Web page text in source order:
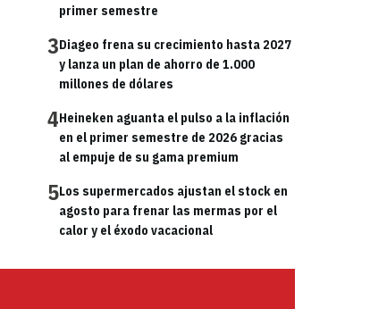
primer semestre
3Diageo frena su crecimiento hasta 2027
y lanza un plan de ahorro de 1.000
millones de dólares
4Heineken aguanta el pulso a la inflación
en el primer semestre de 2026 gracias
al empuje de su gama premium
5Los supermercados ajustan el stock en
agosto para frenar las mermas por el
calor y el éxodo vacacional